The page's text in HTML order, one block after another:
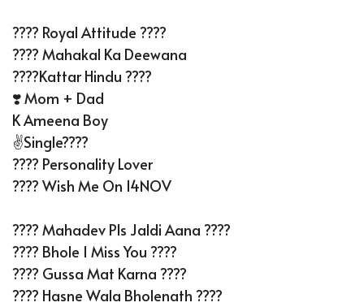
???? Royal Attitude ????
???? Mahakal Ka Deewana
????Kattar Hindu ????
❣️ Mom + Dad
K Ameena Boy
✌️Single????
???? Personality Lover
???? Wish Me On 14NOV
???? Mahadev Pls Jaldi Aana ????
???? Bhole I Miss You ????
???? Gussa Mat Karna ????
???? Hasne Wala Bholenath ????